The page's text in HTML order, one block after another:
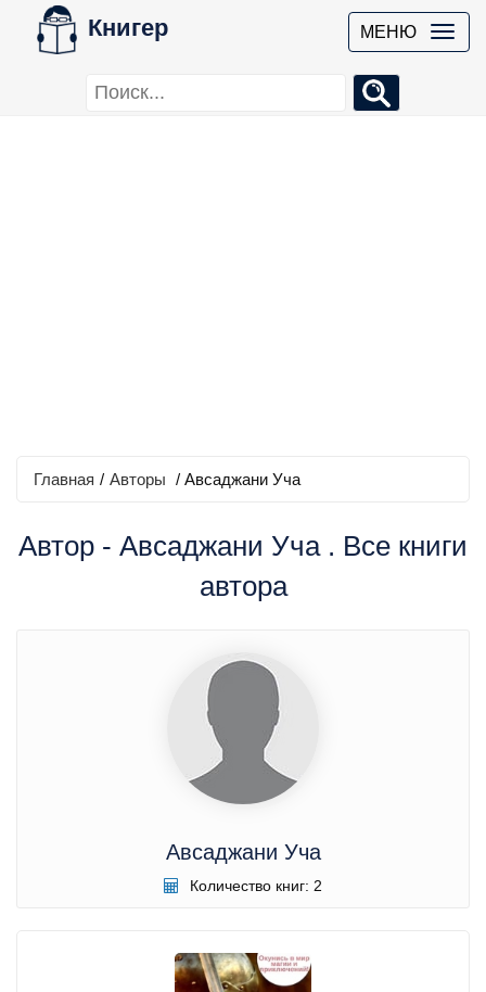
Книгер МЕНЮ
Главная / Авторы / Авсаджани Уча
Автор - Авсаджани Уча . Все книги
автора
Авсаджани Уча
Количество книг: 2